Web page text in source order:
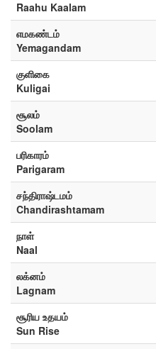
Raahu Kaalam
எமகண்டம்
Yemagandam
குளிகை
Kuligai
சூலம்
Soolam
பரிகாரம்
Parigaram
சந்திராஷ்டமம்
Chandirashtamam
நாள்
Naal
லக்னம்
Lagnam
சூரிய உதயம்
Sun Rise